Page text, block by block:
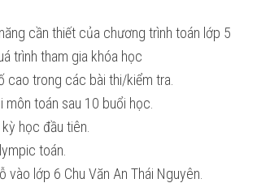
cần thiết của chương trình toán lớp 5
trình tham gia khóa học
cao trong các bài thi/kiểm tra.
toán sau 10 buổi học.
học đầu tiên.
toán.
lớp 6 Chu Văn An Thái Nguyên.